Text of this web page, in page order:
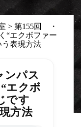
> 第155回 ・
“エクボファー
う表現方法
パス
エクボ
です
方法